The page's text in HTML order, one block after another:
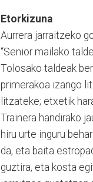
Etorkizuna
Aurrera jarraitzeko
“Senior mailako
Tolosako taldeak
primerakoa izango
litzateke; etxetik
Trainera handirako
hiru urte inguru
da, eta baita
guztira, eta kosta